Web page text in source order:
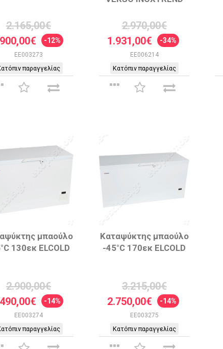
2.165,00€
-12%
EE003273
παραγγελίας
2.970,00€
1.931,00€
-34%
EE006214
Κατόπιν παραγγελίας
μπαούλο
130εκ ELCOLD
2.900,00€
-14%
EE003274
παραγγελίας
Καταψύκτης μπαούλο
-45°C 170εκ ELCOLD
3.215,00€
2.750,00€
-14%
EE003275
Κατόπιν παραγγελίας